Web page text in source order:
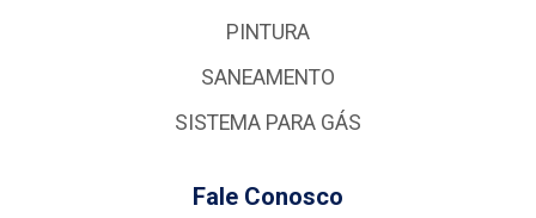
PINTURA
SANEAMENTO
SISTEMA PARA GÁS
Fale Conosco